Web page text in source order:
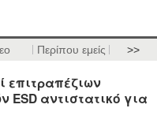
Περίπου εμείς >>
επιτραπέζιων
αντιστατικό για